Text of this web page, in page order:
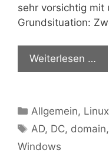
sehr vorsichtig mit
Grundsituation:
Weiterlesen …
Kategorien
Allgemein, Linux
Schlagwörter
AD, DC, domain,
Windows